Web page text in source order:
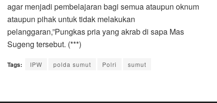
agar menjadi pembelajaran bagi semua ataupun oknum
ataupun pihak untuk tidak melakukan
pelanggaran,”Pungkas pria yang akrab di sapa Mas
Sugeng tersebut. (***)
Tags: IPW polda sumut Polri sumut